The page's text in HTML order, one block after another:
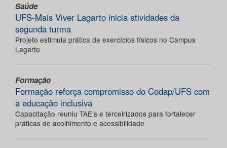
Saúde
UFS-Mais Viver Lagarto inicia atividades da
segunda turma
Projeto estimula prática de exercícios físicos no Campus
Lagarto
Formação
Formação reforça compromisso do Codap/UFS com
a educação inclusiva
Capacitação reuniu TAE’s e terceirizados para fortalecer
práticas de acolhimento e acessibilidade